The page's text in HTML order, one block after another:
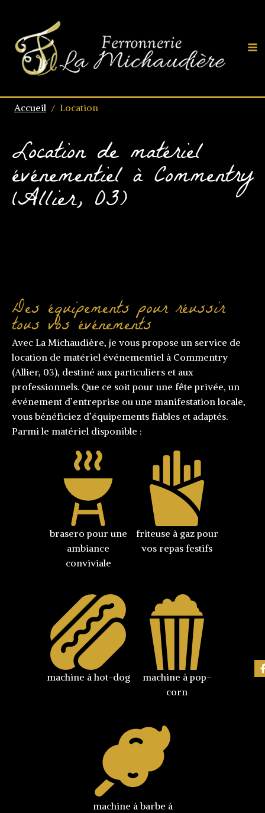
Accueil / Location
Location de matériel
événementiel à Commentry
(Allier, 03)
Des équipements pour réussir
tous vos événements
Avec La Michaudière, je vous propose un service de
location de matériel événementiel à Commentry
(Allier, 03), destiné aux particuliers et aux
professionnels. Que ce soit pour une fête privée, un
événement d’entreprise ou une manifestation locale,
vous bénéficiez d’équipements fiables et adaptés.
Parmi le matériel disponible :
brasero pour une
ambiance
conviviale
friteuse à gaz pour
vos repas festifs
machine à hot-dog
machine à pop-
corn
machine à barbe à